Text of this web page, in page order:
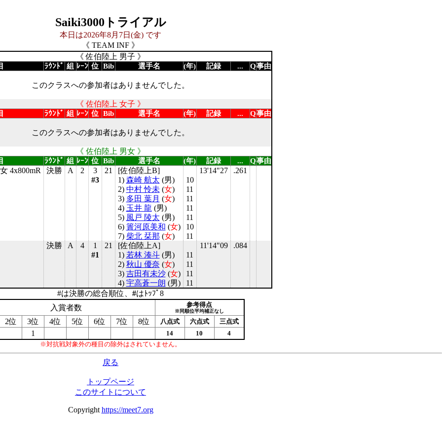
Saiki3000トライアル
本日は2026年8月7日(金) です
《 TEAM INF 》
《 佐伯陸上 男子 》
ﾗｳﾝﾄﾞ 組 ﾚｰﾝ 位 Bib 選手名 (年) 記録 ... Q事由
このクラスへの参加者はありませんでした。
《 佐伯陸上 女子 》
ﾗｳﾝﾄﾞ 組 ﾚｰﾝ 位 Bib 選手名 (年) 記録 ... Q事由
このクラスへの参加者はありませんでした。
《 佐伯陸上 男女 》
ﾗｳﾝﾄﾞ 組 ﾚｰﾝ 位 Bib 選手名 (年) 記録 ... Q事由
4x800mR 決勝 A 2
3
#3
21
[佐伯陸上B]
1) 森崎 航太 (男)
2) 中村 怜未 (女)
3) 多田 葉月 (女)
4) 玉井 龍 (男)
5) 風戸 陵太 (男)
6) 簀河原美和 (女)
7) 柴北 栞那 (女)
10
11
11
11
11
10
11
13'14"27 .261
決勝 A 4
1
#1
21
[佐伯陸上A]
1) 若林 湊斗(男)
2) 秋山 優奈 (女)
3) 吉田有未沙(女)
4) 宇高蒼一朗 (男)
11
11
11
11
11'14"09 .084
#は決勝の総合順位、 #はﾄｯﾌﾟ8
入賞者数
参考得点
※同順位平均補正なし
2位 3位 4位 5位 6位 7位 8位 八点式 六点式 三点式
1 14 10
4
※対抗戦対象外の種目の除外はされていません。
戻る
トップページ
このサイトについて
Copyright https://meet7.org